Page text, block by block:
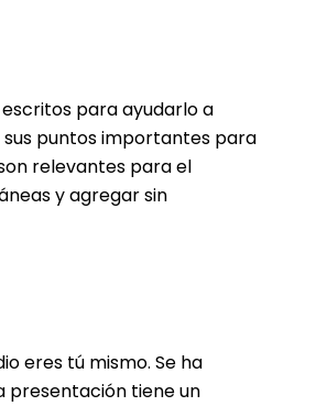
para ayudarlo a
puntos importantes para
relevantes para el
y agregar sin
eres tú mismo. Se ha
presentación tiene un